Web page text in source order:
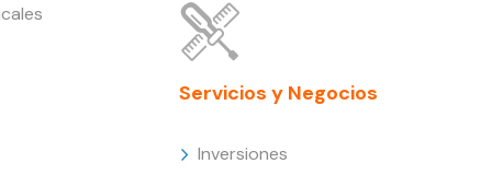
Servicios y Negocios
Inversiones